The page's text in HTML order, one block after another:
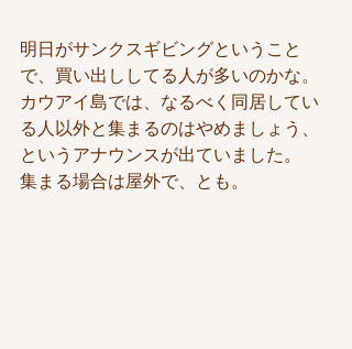
明日がサンクスギビングということ
で、買い出ししてる人が多いのかな。
カウアイ島では、なるべく同居してい
る人以外と集まるのはやめましょう、
というアナウンスが出ていました。
集まる場合は屋外で、とも。